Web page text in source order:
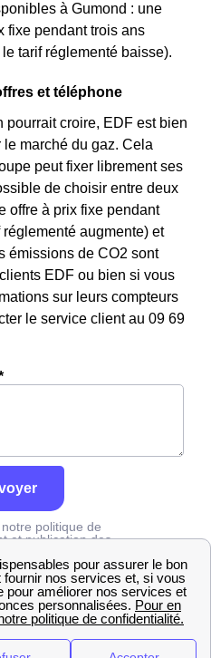
à Gumond : une
fixe pendant trois ans
tarif réglementé baisse).
et téléphone
pourrait croire, EDF est bien
marché du gaz. Cela
peut fixer librement ses
de choisir entre deux
offre à prix fixe pendant
augmente) et
émissions de CO2 sont
EDF ou bien si vous
sur leurs compteurs
le service client au 09 69
politique de
et publication des